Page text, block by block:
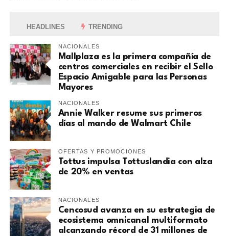
HEADLINES TRENDING
NACIONALES
Mallplaza es la primera compañía de
centros comerciales en recibir el Sello
Espacio Amigable para las Personas
Mayores
NACIONALES
Annie Walker resume sus primeros
días al mando de Walmart Chile
OFERTAS Y PROMOCIONES
Tottus impulsa Tottuslandia con alza
de 20% en ventas
NACIONALES
Cencosud avanza en su estrategia de
ecosistema omnicanal multiformato
alcanzando récord de 31 millones de